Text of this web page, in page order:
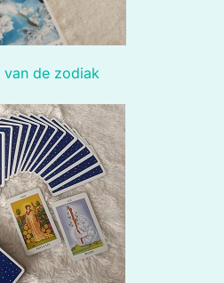
van de zodiak